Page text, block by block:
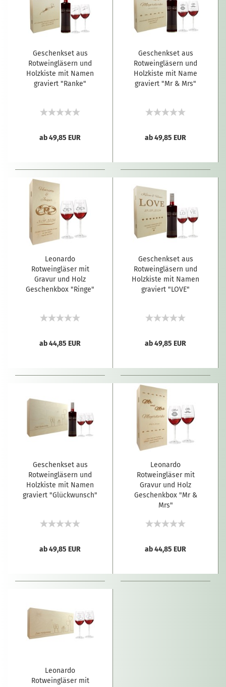
Geschenkset aus
Rotweingläsern und
Holzkiste mit Namen
graviert "Ranke"
ab 49,85 EUR
Geschenkset aus
Rotweingläsern und
Holzkiste mit Name
graviert "Mr & Mrs"
ab 49,85 EUR
Leonardo
Rotweingläser mit
Gravur und Holz
Geschenkbox "Ringe"
ab 44,85 EUR
Geschenkset aus
Rotweingläsern und
Holzkiste mit Namen
graviert "LOVE"
ab 49,85 EUR
Geschenkset aus
Rotweingläsern und
Holzkiste mit Namen
graviert "Glückwunsch"
ab 49,85 EUR
Leonardo
Rotweingläser mit
Gravur und Holz
Geschenkbox "Mr &
Mrs"
ab 44,85 EUR
Leonardo
Rotweingläser mit